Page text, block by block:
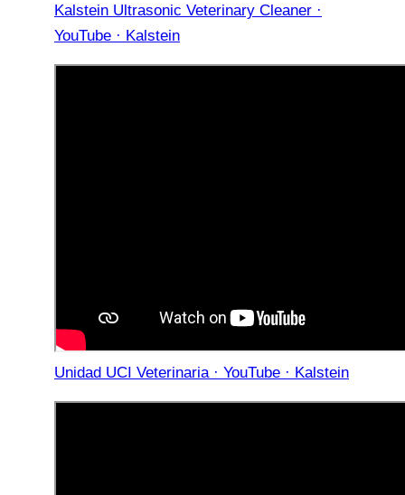
Kalstein Ultrasonic Veterinary Cleaner ·
YouTube · Kalstein
Unidad UCI Veterinaria · YouTube · Kalstein